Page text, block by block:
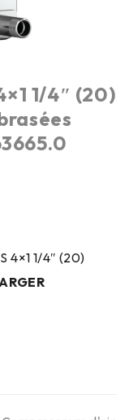
1/4″ (20)
4×1 1/4″ (20)